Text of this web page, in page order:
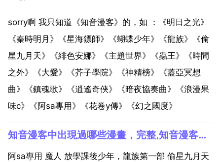
sorry啊 我只知道《知音漫客》的，如 ：《明日之光》
《秦時明月》《星海鏢師》《蝴蝶少年》《龍族》《偷
星九月天》《緋色安娜》《主題世界》《蟲王》《時間
之外》《大愛》《芥子學院》《神精榜》《蓋亞冥想
曲》《鎮魂歌》《逍遙奇俠》《暗夜協奏曲》《浪漫果
味c》《阿sa專用》《花卷y傳》《幻之國度》
知音漫客中出現過哪些漫畫，完整,知音漫客上一共有多少部漫畫？？都是哪些？
阿sa專用 魔人 放學課後少年，龍族第一部 偷星九月天